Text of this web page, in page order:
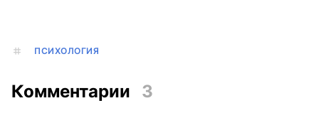
ПСИХОЛОГИЯ
Комментарии 3